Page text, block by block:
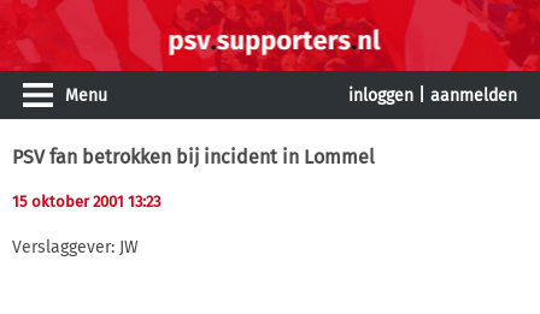
Menu inloggen aanmelden
PSV fan betrokken bij incident in Lommel
15 oktober 2001 13:23
Verslaggever: JW